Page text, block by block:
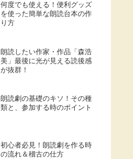
何度でも使える！便利グッズ
を使った簡単な朗読台本の作
り方
朗読したい作家・作品「森浩
美」最後に光が見える読後感
が抜群！
朗読劇の基礎のキソ！その種
類と、参加する時のポイント
初心者必見！朗読劇を作る時
の流れ＆稽古の仕方